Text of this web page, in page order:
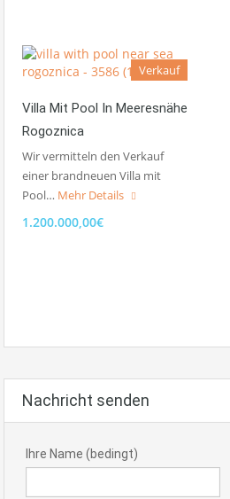
Verkauf
Villa Mit Pool In Meeresnähe
Rogoznica
Wir vermitteln den Verkauf
einer brandneuen Villa mit
Pool… Mehr Details
1.200.000,00€
Nachricht senden
Ihre Name (bedingt)